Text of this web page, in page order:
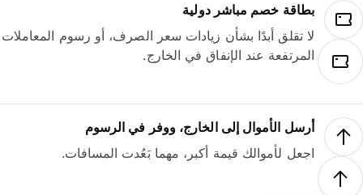
بطاقة خصم مباشر دولية
لا تقلق أبدًا بشأن زيادات سعر الصرف، أو رسوم المعاملات
المرتفعة عند الإنفاق في الخارج.
أرسل الأموال إلى الخارج، ووفر في الرسوم
اجعل لأموالك قيمة أكبر، مهما بَعُدت المسافات.